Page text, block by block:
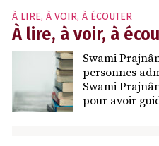
À LIRE, À VOIR, À ÉCOUTER
À lire, à voir, à
Swami
personnes
Swami
pour avoir